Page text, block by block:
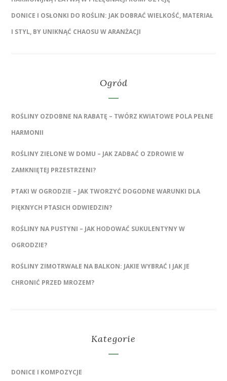
DONICE I OSŁONKI DO ROŚLIN: JAK DOBRAĆ WIELKOŚĆ, MATERIAŁ
I STYL, BY UNIKNĄĆ CHAOSU W ARANŻACJI
Ogród
ROŚLINY OZDOBNE NA RABATĘ – TWÓRZ KWIATOWE POLA PEŁNE
HARMONII
ROŚLINY ZIELONE W DOMU – JAK ZADBAĆ O ZDROWIE W
ZAMKNIĘTEJ PRZESTRZENI?
PTAKI W OGRODZIE – JAK TWORZYĆ DOGODNE WARUNKI DLA
PIĘKNYCH PTASICH ODWIEDZIN?
ROŚLINY NA PUSTYNI – JAK HODOWAĆ SUKULENTYNY W
OGRODZIE?
ROŚLINY ZIMOTRWAŁE NA BALKON: JAKIE WYBRAĆ I JAK JE
CHRONIĆ PRZED MROZEM?
Kategorie
DONICE I KOMPOZYCJE